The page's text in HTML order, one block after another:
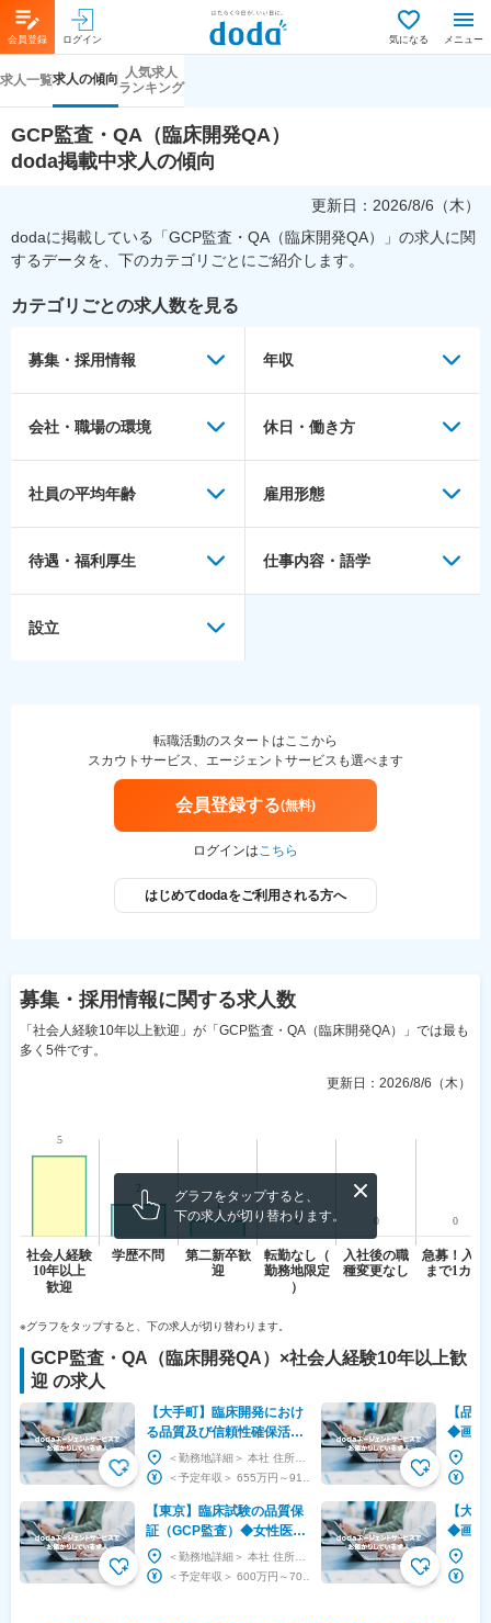
会員登録 ログイン 気になる メニュー
求人一覧求人の傾向 人気求人
ランキング
GCP監査・QA（臨床開発QA）
doda掲載中求人の傾向
更新日： 2026/8/6（木）
dodaに掲載している「GCP監査・QA（臨床開発QA）
」の求人に関
するデータを、下のカテゴリごとにご紹介します。
カテゴリごとの求人数を見る
募集・採用情報 年収
会社・職場の環境 休日・働き方
社員の平均年齢 雇用形態
待遇・福利厚生 仕事内容・語学
設立
転職活動のスタートはここから
スカウトサービス、エージェントサービスも選べます
会員登録する(無料)
ログインはこちら
はじめてdodaをご利用される方へ
募集・採用情報に関する求人数
「社会人経験10年以上歓迎」が「GCP監査・QA（臨床開発QA）」では最も
多く5件です。
更新日： 2026/8/6（木）
グラフをタップすると、
下の求人が切り替わります。
※グラフをタップすると、下の求人が切り替わります。
GCP監査・QA（臨床開発QA） ×社会人経験10年以上歓
迎 の求人
【大手町】臨床開発におけ
る品質及び信頼性確保活動
◆東証プライム上場・キリ
ングループ／福利厚生充実
【東京】臨床試験の品質保
証（GCP監査）◆女性医療
のパイオニア／バイオシミ
ラー展開
【品
◆画像
に寄
◆フレ
【大
◆画像
に寄
◆フレ